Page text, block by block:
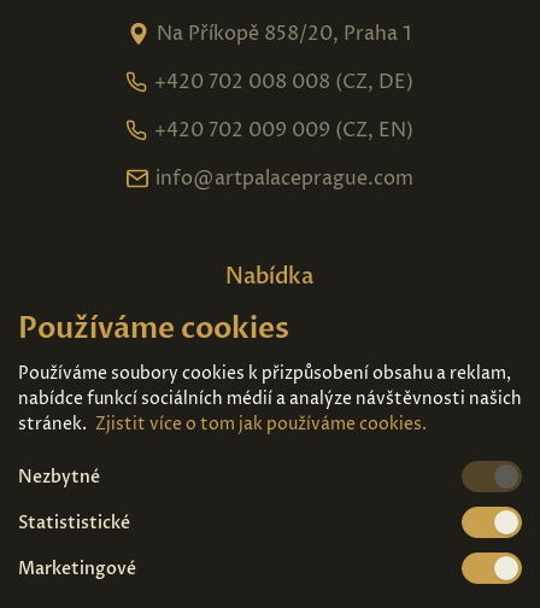
Na Příkopě 858/20, Praha 1
+420 702 008 008 (CZ, DE)
+420 702 009 009 (CZ, EN)
info@artpalaceprague.com
Nabídka
Domů
Expozice
Kontakt
Díla k prodeji
Vstupenky
Používáme cookies
Používáme soubory cookies k přizpůsobení obsahu a reklam,
nabídce funkcí sociálních médií a analýze návštěvnosti našich
stránek. Zjistit více o tom jak používáme cookies.
Nezbytné
Statististické
Marketingové